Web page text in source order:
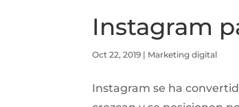
Instagram
Oct 22, 2019 | Marketing digital
Instagram se ha